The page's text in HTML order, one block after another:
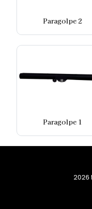
Paragolpe 2
Paragolpe 1
2026